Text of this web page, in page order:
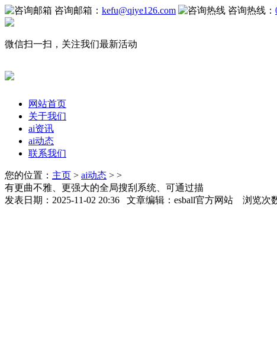
咨询邮箱： kefu@qiye126.com 咨询热线：
微信扫一扫，关注我们最新活动
网站首页
关于我们
ai资讯
ai动态
联系我们
您的位置： 主页 > ai动态 > >
有更曲不雅、更强大的全局搜刮系统、可通过描
发表日期：2025-11-02 20:36 文章编辑：esball官方网站 浏览次